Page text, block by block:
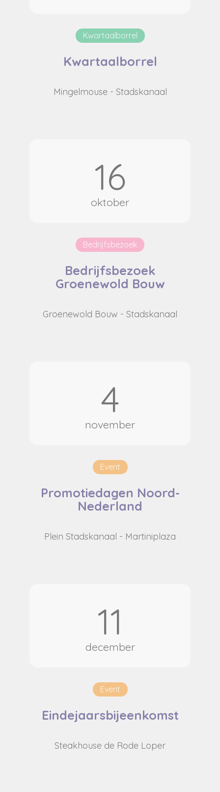
Kwartaalborrel
Kwartaalborrel
Mingelmouse - Stadskanaal
16
oktober
Bedrijfsbezoek
Bedrijfsbezoek
Groenewold Bouw
Groenewold Bouw - Stadskanaal
4
november
Event
Promotiedagen Noord-
Nederland
Plein Stadskanaal - Martiniplaza
11
december
Event
Eindejaarsbijeenkomst
Steakhouse de Rode Loper